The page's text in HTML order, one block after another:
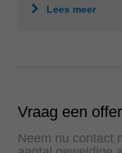
Lees meer
Vraag een
Neem nu contact